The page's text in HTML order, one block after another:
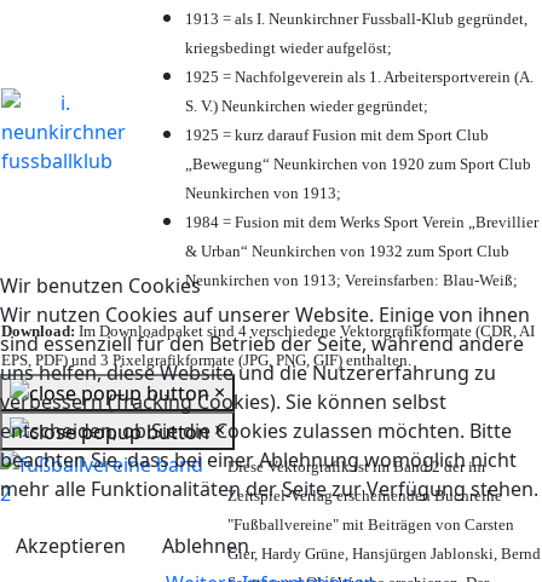
Wir benutzen Cookies
Wir nutzen Cookies auf unserer Website. Einige von ihnen
sind essenziell für den Betrieb der Seite, während andere
uns helfen, diese Website und die Nutzererfahrung zu
verbessern (Tracking Cookies). Sie können selbst
entscheiden, ob Sie die Cookies zulassen möchten. Bitte
beachten Sie, dass bei einer Ablehnung womöglich nicht
mehr alle Funktionalitäten der Seite zur Verfügung stehen.
Akzeptieren
Ablehnen
1913 = als I. Neunkirchner Fussball-Klub gegründet,
kriegsbedingt wieder aufgelöst;
1925 = Nachfolgeverein als 1. Arbeitersportverein (A.
S. V.) Neunkirchen wieder gegründet;
1925 = kurz darauf Fusion mit dem Sport Club
„Bewegung“ Neunkirchen von 1920 zum Sport Club
Neunkirchen von 1913;
1984 = Fusion mit dem Werks Sport Verein „Brevillier
& Urban“ Neunkirchen von 1932 zum Sport Club
Neunkirchen von 1913; Vereinsfarben: Blau-Weiß;
Download: Im Downloadpaket sind 4 verschiedene Vektorgrafikformate (CDR, AI
EPS, PDF) und 3 Pixelgrafikformate (JPG, PNG, GIF) enthalten.
×
×
Diese Vektorgrafik ist im Band 2 der im
Zeitspiel-Verlag erscheinenden Buchreihe
"Fußballvereine" mit Beiträgen von Carsten
Gier, Hardy Grüne, Hansjürgen Jablonski, Bernd